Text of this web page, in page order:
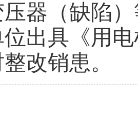
器（缺陷
位出具《用
改销患。